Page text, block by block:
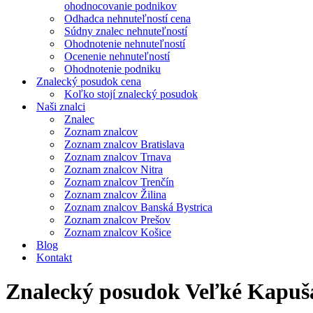
ohodnocovanie podnikov
Odhadca nehnuteľností cena
Súdny znalec nehnuteľností
Ohodnotenie nehnuteľností
Ocenenie nehnuteľností
Ohodnotenie podniku
Znalecký posudok cena
Koľko stojí znalecký posudok
Naši znalci
Znalec
Zoznam znalcov
Zoznam znalcov Bratislava
Zoznam znalcov Trnava
Zoznam znalcov Nitra
Zoznam znalcov Trenčín
Zoznam znalcov Žilina
Zoznam znalcov Banská Bystrica
Zoznam znalcov Prešov
Zoznam znalcov Košice
Blog
Kontakt
Znalecký posudok Veľké